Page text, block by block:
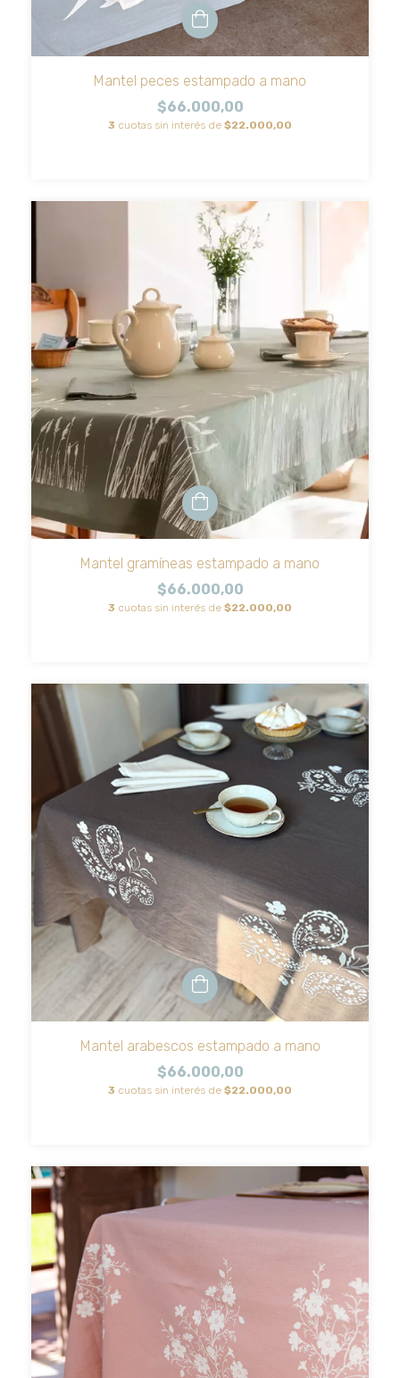
Mantel peces estampado a mano
$66.000,00
3 cuotas sin interés de $22.000,00
Mantel gramíneas estampado a mano
$66.000,00
3 cuotas sin interés de $22.000,00
Mantel arabescos estampado a mano
$66.000,00
3 cuotas sin interés de $22.000,00